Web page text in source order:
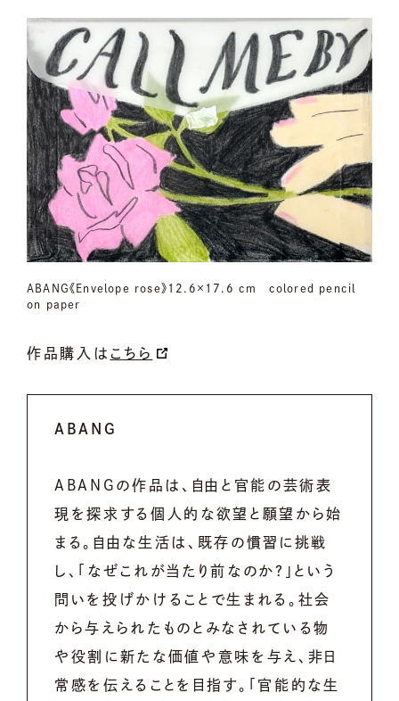
ABANG《Envelope rose》12.6×17.6 cm colored pencil
on paper
作品購入は こちら
ABANG
ABANGの作品は、自由と官能の芸術表
現を探求する個人的な欲望と願望から始
まる。自由な生活は、既存の慣習に挑戦
し、「なぜこれが当たり前なのか？」という
問いを投げかけることで生まれる。社会
から与えられたものとみなされている物
や役割に新たな価値や意味を与え、非日
常感を伝えることを目指す。「官能的な生